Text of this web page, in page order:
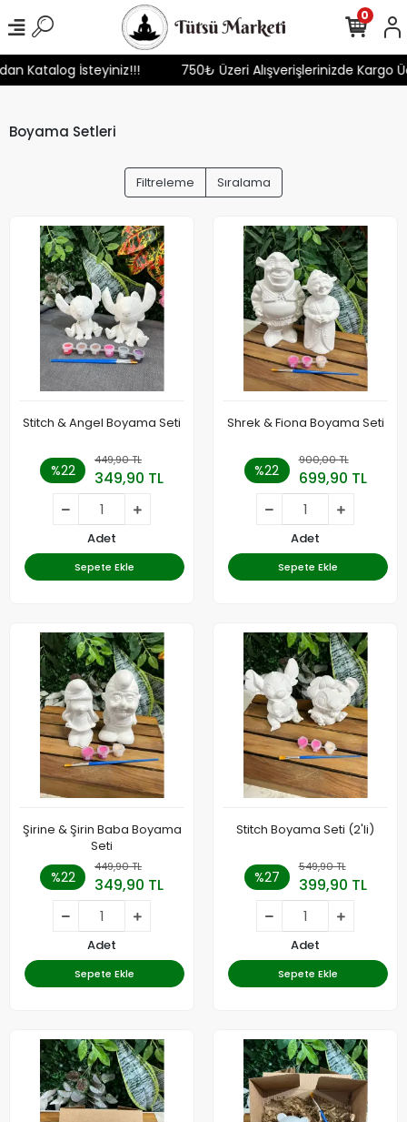
Katalog İsteyiniz!!! 750₺ Üzeri Alışverişlerinizde
0
Boyama Setleri
Filtreleme Sıralama
Stitch & Angel Boyama Seti
%22
449,90 TL
349,90 TL
Adet
Sepete Ekle
Shrek & Fiona Boyama Seti
%22
900,00 TL
699,90 TL
Adet
Sepete Ekle
Şirine & Şirin Baba Boyama
Seti
%22
449,90 TL
349,90 TL
Adet
Sepete Ekle
Stitch Boyama Seti (2'li)
%27
549,90 TL
399,90 TL
Adet
Sepete Ekle